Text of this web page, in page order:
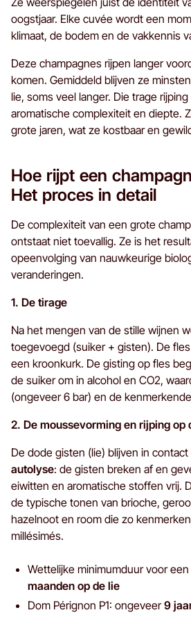
oogstjaar. Elke cuvée wordt een
klimaat, de bodem en de vakkennis
Deze champagnes rijpen langer
komen. Gemiddeld blijven ze
lie, soms veel langer. Die trage
aromatische complexiteit en diepte.
grote jaren, wat ze kostbaar en
Hoe rijpt een
Het proces in detail
De complexiteit van een grote
ontstaat niet toevallig. Ze is het
opeenvolging van nauwkeurige
veranderingen.
1. De tirage
Na het mengen van de stille wijnen
toegevoegd (suiker + gisten). De
een kroonkurk. De gisting op fles
de suiker om in alcohol en CO2,
(ongeveer 6 bar) en de
2. De moussevorming en rijping op
De dode gisten (lie) blijven in
autolyse: de gisten breken af en
eiwitten en aromatische stoffen vrij.
de typische tonen van brioche,
hazelnoot en room die zo
millésimés.
Wettelijke minimumduur voor een
maanden op de lie
Dom Pérignon P1: ongeveer9